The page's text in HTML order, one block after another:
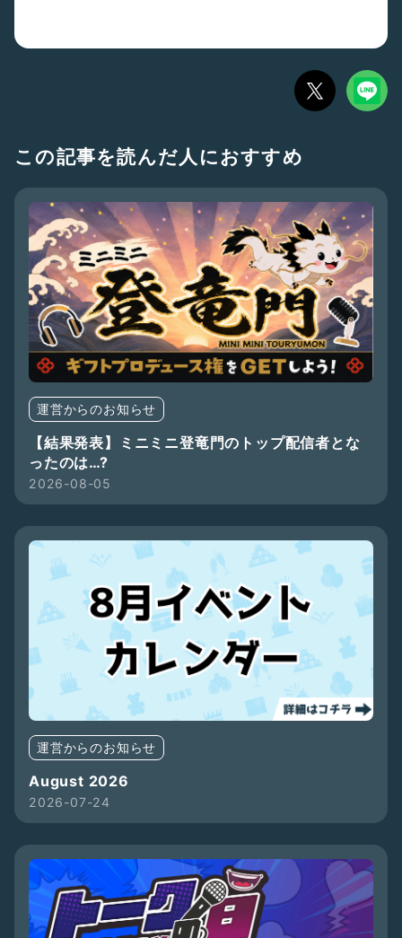
この記事を読んだ人におすすめ
運営からのお知らせ
【結果発表】ミニミニ登竜門のトップ配信者とな
ったのは…?
2026-08-05
運営からのお知らせ
August 2026
2026-07-24